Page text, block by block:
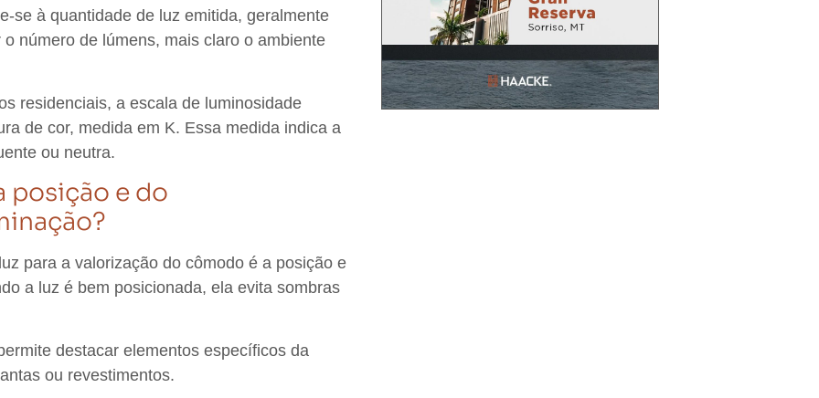
se à quantidade de luz emitida, geralmente
número de lúmens, mais claro o ambiente
residenciais, a escala de luminosidade
de cor, medida em K. Essa medida indica a
ou neutra.
posição e do
para a valorização do cômodo é a posição e
a luz é bem posicionada, ela evita sombras
destacar elementos específicos da
ou revestimentos.